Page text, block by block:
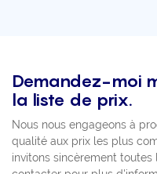
Demandez-moi
la liste de prix.
Nous nous engageons à
qualité aux prix les plus
invitons sincèrement toutes